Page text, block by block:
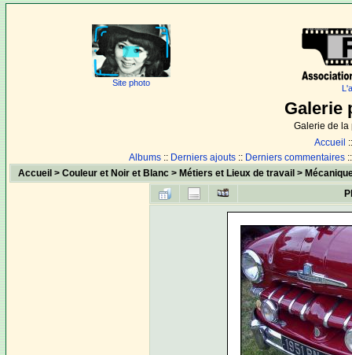
Site photo
Galerie
Galerie de la
Accueil
Albums :: Derniers ajouts :: Derniers commentaires
Accueil >Couleur et Noir et Blanc > Métiers et Lieux de travail >